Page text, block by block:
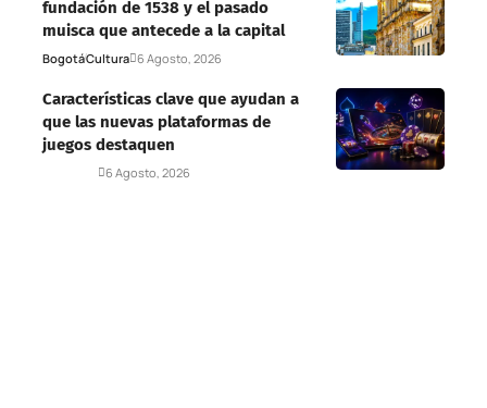
fundación de 1538 y el pasado
muisca que antecede a la capital
BogotáCultura 6 Agosto, 2026
Características clave que ayudan a
que las nuevas plataformas de
juegos destaquen
6 Agosto, 2026